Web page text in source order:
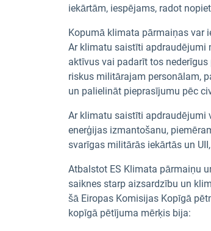
iekārtām, iespējams, radot
Kopumā klimata pārmaiņas var
Ar klimatu saistīti apdraudējumi
aktīvus vai padarīt tos
riskus militārajam personālam,
un palielināt pieprasījumu pēc
Ar klimatu saistīti apdraudējumi
enerģijas izmantošanu,
svarīgas militārās iekārtās un
Atbalstot ES Klimata pārmaiņu
saiknes starp aizsardzību un
šā Eiropas Komisijas Kopīgā
kopīgā pētījuma mērķis bija: